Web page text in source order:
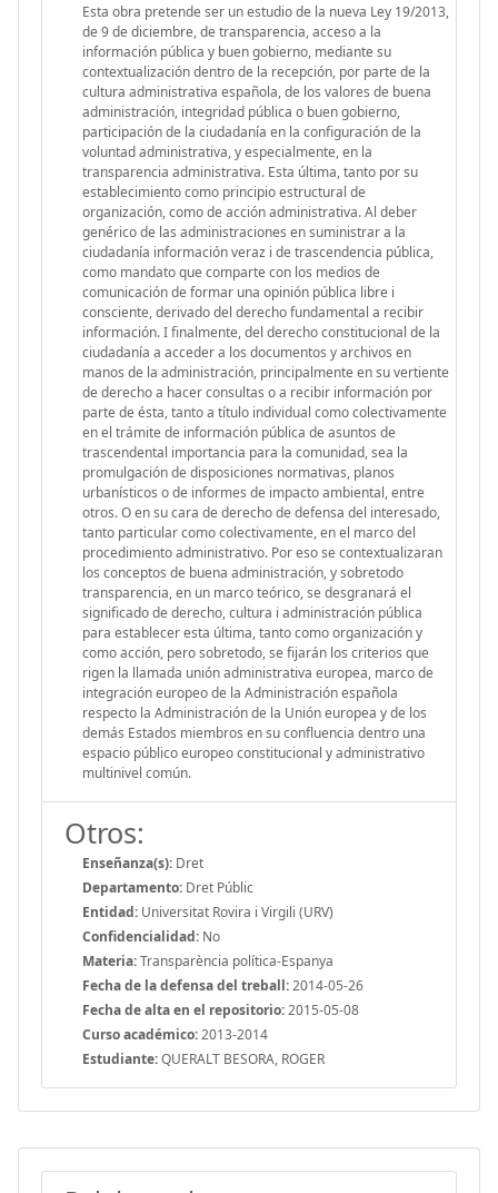
Esta obra pretende ser un estudio de la nueva Ley 19/2013,
de 9 de diciembre, de transparencia, acceso a la
información pública y buen gobierno, mediante su
contextualización dentro de la recepción, por parte de la
cultura administrativa española, de los valores de buena
administración, integridad pública o buen gobierno,
participación de la ciudadanía en la configuración de la
voluntad administrativa, y especialmente, en la
transparencia administrativa. Esta última, tanto por su
establecimiento como principio estructural de
organización, como de acción administrativa. Al deber
genérico de las administraciones en suministrar a la
ciudadanía información veraz i de trascendencia pública,
como mandato que comparte con los medios de
comunicación de formar una opinión pública libre i
consciente, derivado del derecho fundamental a recibir
información. I finalmente, del derecho constitucional de la
ciudadanía a acceder a los documentos y archivos en
manos de la administración, principalmente en su vertiente
de derecho a hacer consultas o a recibir información por
parte de ésta, tanto a título individual como colectivamente
en el trámite de información pública de asuntos de
trascendental importancia para la comunidad, sea la
promulgación de disposiciones normativas, planos
urbanísticos o de informes de impacto ambiental, entre
otros. O en su cara de derecho de defensa del interesado,
tanto particular como colectivamente, en el marco del
procedimiento administrativo. Por eso se contextualizaran
los conceptos de buena administración, y sobretodo
transparencia, en un marco teórico, se desgranará el
significado de derecho, cultura i administración pública
para establecer esta última, tanto como organización y
como acción, pero sobretodo, se fijarán los criterios que
rigen la llamada unión administrativa europea, marco de
integración europeo de la Administración española
respecto la Administración de la Unión europea y de los
demás Estados miembros en su confluencia dentro una
espacio público europeo constitucional y administrativo
multinivel común.
Otros:
Enseñanza(s): Dret
Departamento: Dret Públic
Entidad: Universitat Rovira i Virgili (URV)
Confidencialidad: No
Materia:Transparència política-Espanya
Fecha de la defensa del treball:2014-05-26
Fecha de alta en el repositorio:2015-05-08
Curso académico:2013-2014
Estudiante:QUERALT BESORA, ROGER